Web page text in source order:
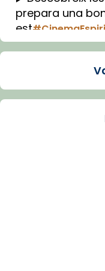
prepara una
est
Imatge: